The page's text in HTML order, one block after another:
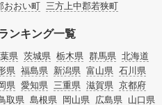
おおい町 三方上中郡若狭町
ンキング一覧
県 茨城県 栃木県 群馬県 北海道
県 福島県 新潟県 富山県 石川県
県 愛知県 三重県 滋賀県 京都府
取県 島根県 岡山県 広島県 山口県